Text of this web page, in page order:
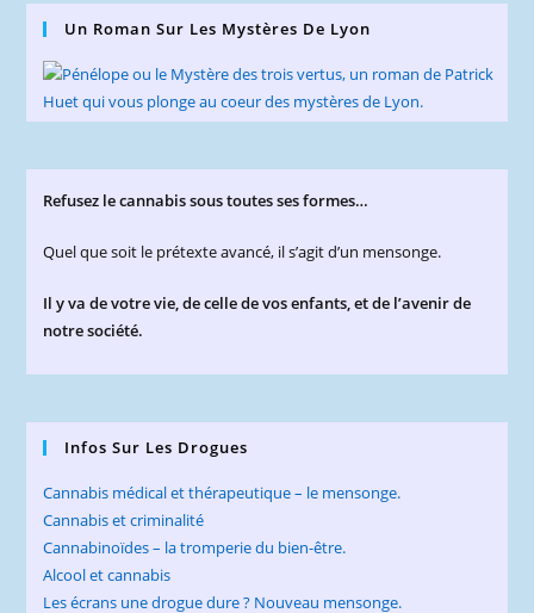
Un Roman Sur Les Mystères De Lyon
Refusez le cannabis sous toutes ses formes…
Quel que soit le prétexte avancé, il s’agit d’un mensonge.
Il y va de votre vie, de celle de vos enfants, et de l’avenir de
notre société.
Infos Sur Les Drogues
Cannabis médical et thérapeutique – le mensonge.
Cannabis et criminalité
Cannabinoïdes – la tromperie du bien-être.
Alcool et cannabis
Les écrans une drogue dure ? Nouveau mensonge.